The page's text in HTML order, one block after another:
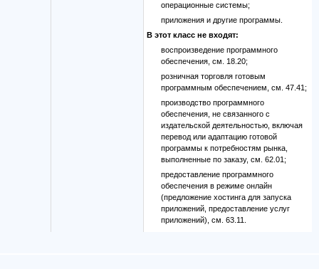
операционные системы;
приложения и другие программы.
В этот класс не входят:
воспроизведение программного
обеспечения, см. 18.20;
розничная торговля готовым
программным обеспечением, см. 47.41;
производство программного
обеспечения, не связанного с
издательской деятельностью, включая
перевод или адаптацию готовой
программы к потребностям рынка,
выполненные по заказу, см. 62.01;
предоставление программного
обеспечения в режиме онлайн
(предложение хостинга для запуска
приложений, предоставление услуг
приложений), см. 63.11.